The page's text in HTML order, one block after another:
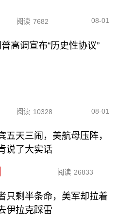
阅读 7682 08-01
高调宣布“历史性协议”
阅读 10328 08-01
五天三闹，美航母压阵，
说了大实话
阅读 26833
只剩半条命，美军却拉着
伊拉克踩雷